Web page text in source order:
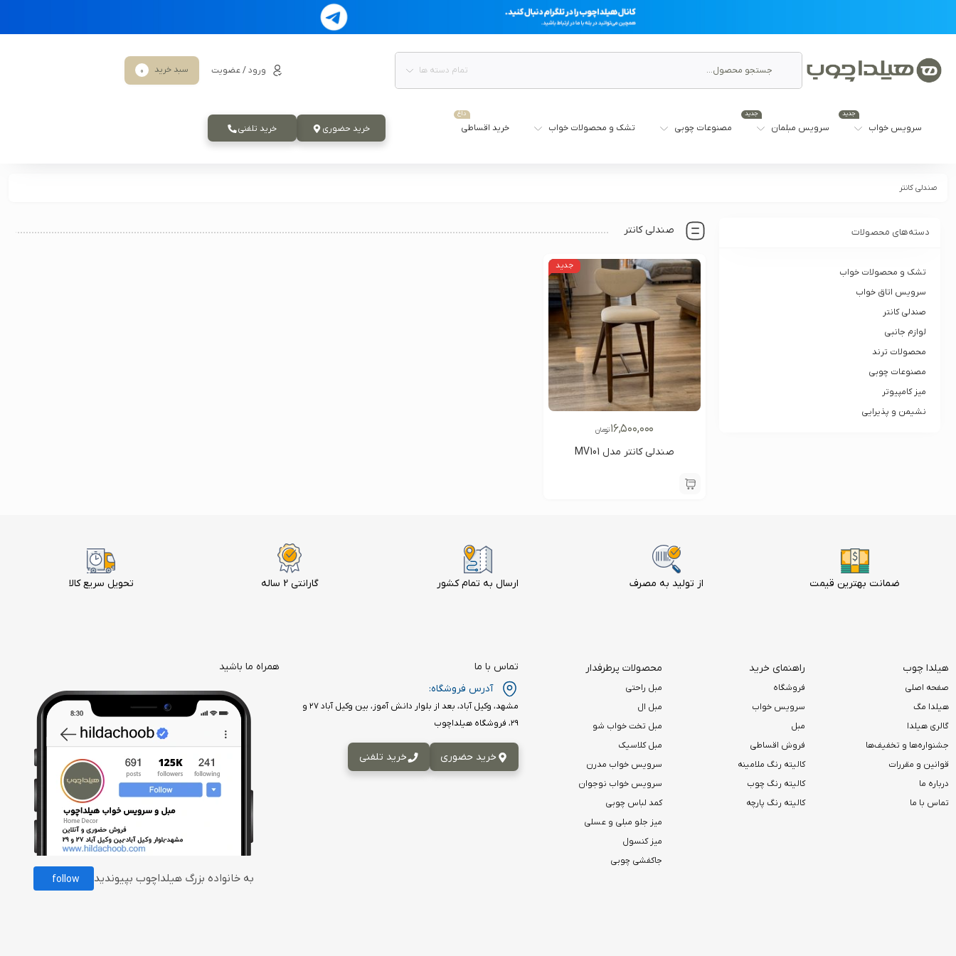
تمام دسته ها ورود / عضویت سبد خرید 0
سرویس خواب
جدید
سرویس مبلمان
جدید
مصنوعات چوبی تشک و محصولات خواب خرید اقساطی
داغ
خرید حضوری خرید تلفنی
صندلی کانتر
صندلی کانتر
جدید
۱۶,۵۰۰,۰۰۰تومان
صندلی کانتر مدل MV101
دسته‌های محصولات
تشک و محصولات خواب
سرویس اتاق خواب
صندلی کانتر
لوازم جانبی
محصولات ترند
مصنوعات چوبی
میز کامپیوتر
نشیمن و پذیرایی
تحویل سریع کالا گارانتی 2 ساله ارسال به تمام کشور از تولید به مصرف ضمانت بهترین قیمت
هیلدا چوب
صفحه اصلی
هیلدا مگ
گالری هیلدا
جشنواره‌ها و تخفیف‌ها
قوانین و مقررات
درباره ما
تماس با ما
راهنمای خرید
فروشگاه
سرویس خواب
مبل
فروش اقساطی
کالیته رنگ ملامینه
کالیته رنگ چوب
کالیته رنگ پارچه
محصولات پرطرفدار
مبل راحتی
مبل ال
مبل تخت خواب شو
مبل کلاسیک
سرویس خواب مدرن
سرویس خواب نوجوان
کمد لباس چوبی
میز جلو مبلی و عسلی
میز کنسول
جاکفشی چوبی
تماس با ما
آدرس فروشگاه:
مشهد، وکیل آباد، بعد از بلوار دانش آموز، بین وکیل آباد ۲۷ و
۲۹، فروشگاه هیلداچوب
خرید حضوری خرید تلفنی
همراه ما باشید
به خانواده بزرگ هیلداچوب بپیوندید follow